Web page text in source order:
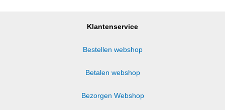
Klantenservice
Bestellen webshop
Betalen webshop
Bezorgen Webshop